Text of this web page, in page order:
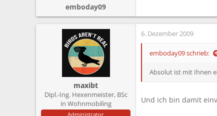
emboday09
maxibt
Dipl.-Ing. Hexenmeister, BSc
in Wohnmobiling
Administrator
6. Dezember 2009
emboday09 schrieb:
Absolut ist mit Ihnen
Und ich bin damit